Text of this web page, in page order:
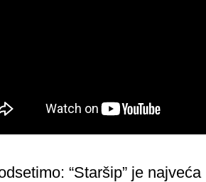
“Staršip” je